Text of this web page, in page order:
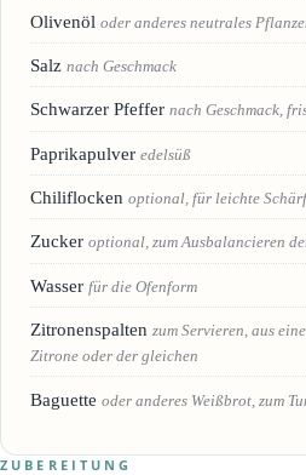
Olivenöl oder anderes neutrales
Salz nach Geschmack
Schwarzer Pfeffer nach Geschmack,
Paprikapulver edelsüß
Chiliflocken optional, für leichte
Zucker optional, zum Ausbalancieren
Wasser für die Ofenform
Zitronenspalten zum Servieren, aus
Zitrone oder der gleichen
Baguette oder anderes Weißbrot, zum
ZUBEREITUNG